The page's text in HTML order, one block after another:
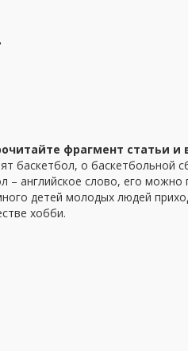
фрагмент статьи и
баскетбол, о баскетбольной
– английское слово, его можно
детей молодых людей
хобби.